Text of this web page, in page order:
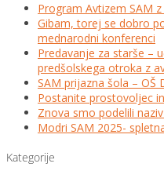
Program Avtizem SAM
Gibam, torej se dobro
mednarodni konferenci
Predavanje za starše –
predšolskega otroka z
SAM prijazna šola – OŠ
Postanite prostovoljec
Znova smo podelili
Modri SAM 2025-
Kategorije